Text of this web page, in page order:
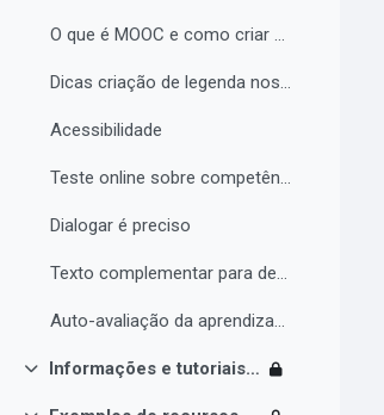
O que é MOOC e como criar seu curso com qualidade
Dicas criação de legenda nos vídeos
Acessibilidade
Teste online sobre competências digitais
Dialogar é preciso
Texto complementar para debate sobre MOOC
Auto-avaliação da aprendizagem
Contrair
Informações e tutoriais Moodle